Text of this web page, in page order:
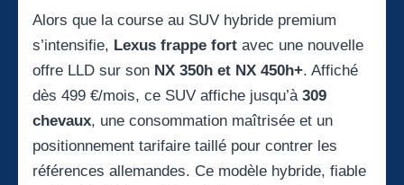
Alors que la course au SUV hybride premium
s’intensifie, Lexus frappe fort avec une nouvelle
offre LLD sur son NX 350h et NX 450h+. Affiché
dès 499 €/mois, ce SUV affiche jusqu’à 309
chevaux, une consommation maîtrisée et un
positionnement tarifaire taillé pour contrer les
références allemandes. Ce modèle hybride, fiable